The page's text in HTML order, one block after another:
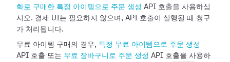
화로 구매한 특정 아이템으로 주문 생성 API 호출을 사용하십
시오. 결제 UI는 필요하지 않으며, API 호출이 실행될 때 청구
가 처리됩니다.
무료 아이템 구매의 경우, 특정 무료 아이템으로 주문 생성
API 호출 또는 무료 장바구니로 주문 생성 API 호출을 사용하